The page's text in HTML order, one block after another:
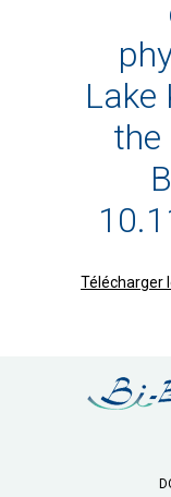
Lake
the
Télécharger